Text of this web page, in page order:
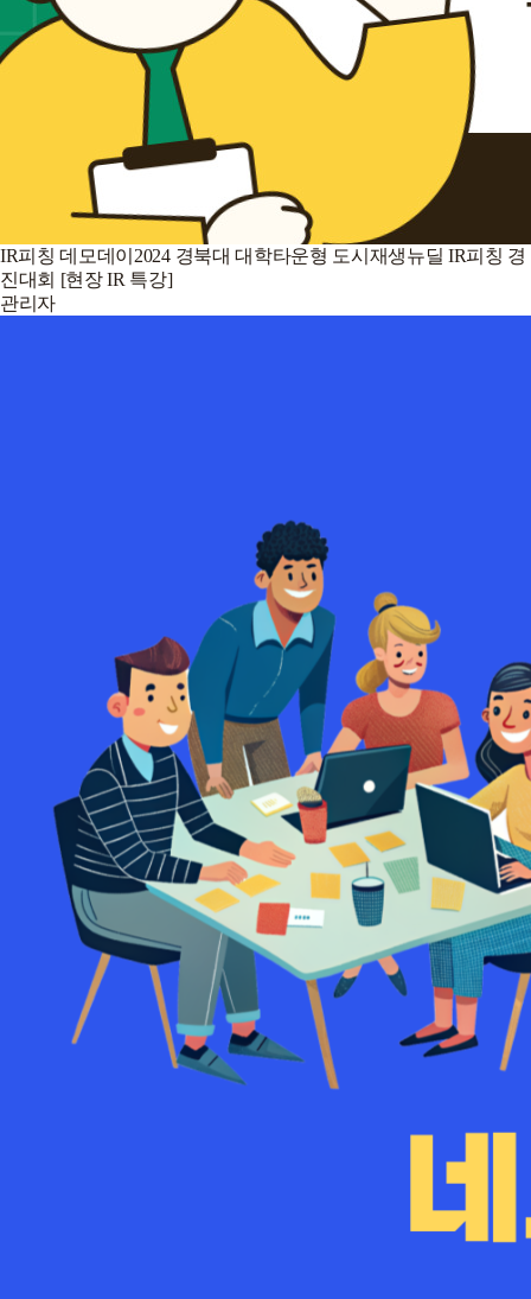
IR피칭 데모데이2024 경북대 대학타운형 도시재생뉴딜 IR피칭 경
진대회 [현장 IR 특강]
관리자